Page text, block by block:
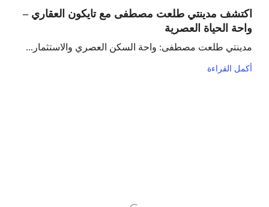
اكتشف مدينتي طلعت مصطفى مع تايكون العقاري –
واحة الحياة العصرية
مدينتي طلعت مصطفى: واحة السكن العصري والاستثمار...
أكمل القراءة